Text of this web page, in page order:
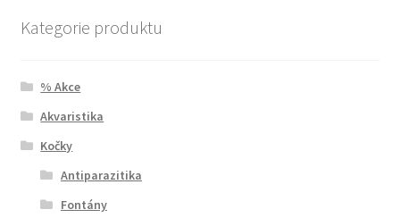
Kategorie produktu
% Akce
Akvaristika
Kočky
Antiparazitika
Fontány